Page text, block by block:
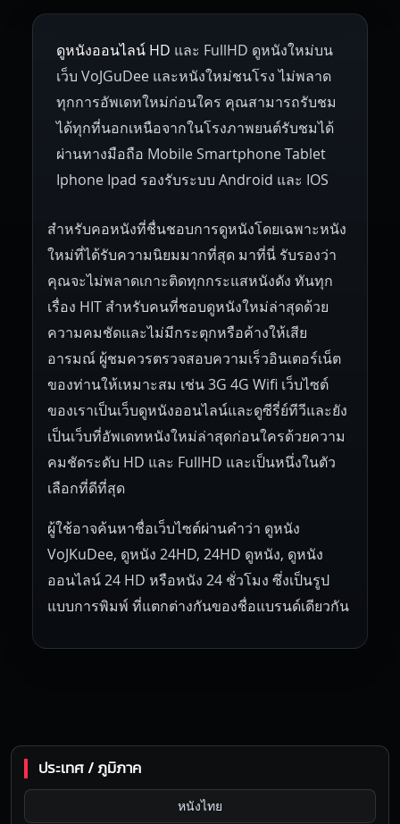
1945 1942 1941 1940 1939
1938 1937 1930 1928 1916
Netherlands Russia Poland
Hungary Denmark Bulgaria
Czech Republic Brazil Turkey
ดูหนังออนไลน์ HD และ FullHD ดูหนังใหม่บน
เว็บ VoJGuDee และหนังใหม่ชนโรง ไม่พลาด
ทุกการอัพเดทใหม่ก่อนใคร คุณสามารถรับชม
ได้ทุกที่นอกเหนือจากในโรงภาพยนต์รับชมได้
ผ่านทางมือถือ Mobile Smartphone Tablet
Iphone Ipad รองรับระบบ Android และ IOS
สำหรับคอหนังที่ชื่นชอบการดูหนังโดยเฉพาะหนัง
ใหม่ที่ได้รับความนิยมมากที่สุด มาที่นี่ รับรองว่า
คุณจะไม่พลาดเกาะติดทุกกระแสหนังดัง ทันทุก
เรื่อง HIT สำหรับคนที่ชอบดูหนังใหม่ล่าสุดด้วย
ความคมชัดและไม่มีกระตุกหรือค้างให้เสีย
อารมณ์ ผู้ชมควรตรวจสอบความเร็วอินเตอร์เน็ต
ของท่านให้เหมาะสม เช่น 3G 4G Wifi เว็บไซต์
ของเราเป็นเว็บดูหนังออนไลน์และดูซีรี่ย์ทีวีและยัง
เป็นเว็บที่อัพเดทหนังใหม่ล่าสุดก่อนใครด้วยความ
คมชัดระดับ HD และ FullHD และเป็นหนึ่งในตัว
เลือกที่ดีที่สุด
ผู้ใช้อาจค้นหาชื่อเว็บไซต์ผ่านคำว่า ดูหนัง
VoJKuDee, ดูหนัง 24HD, 24HD ดูหนัง, ดูหนัง
ออนไลน์ 24 HD หรือหนัง 24 ชั่วโมง ซึ่งเป็นรูป
แบบการพิมพ์ ที่แตกต่างกันของชื่อแบรนด์เดียวกัน
ประเทศ / ภูมิภาค
หนังไทย